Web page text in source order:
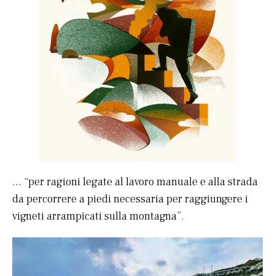
… “per ragioni legate al lavoro manuale e alla strada
da percorrere a piedi necessaria per raggiungere i
vigneti arrampicati sulla montagna”.